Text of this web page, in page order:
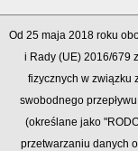
Od 25 maja 2018 roku
i Rady (UE) 2016/679
fizycznych w związku
swobodnego
(określane jako
przetwarzaniu danych